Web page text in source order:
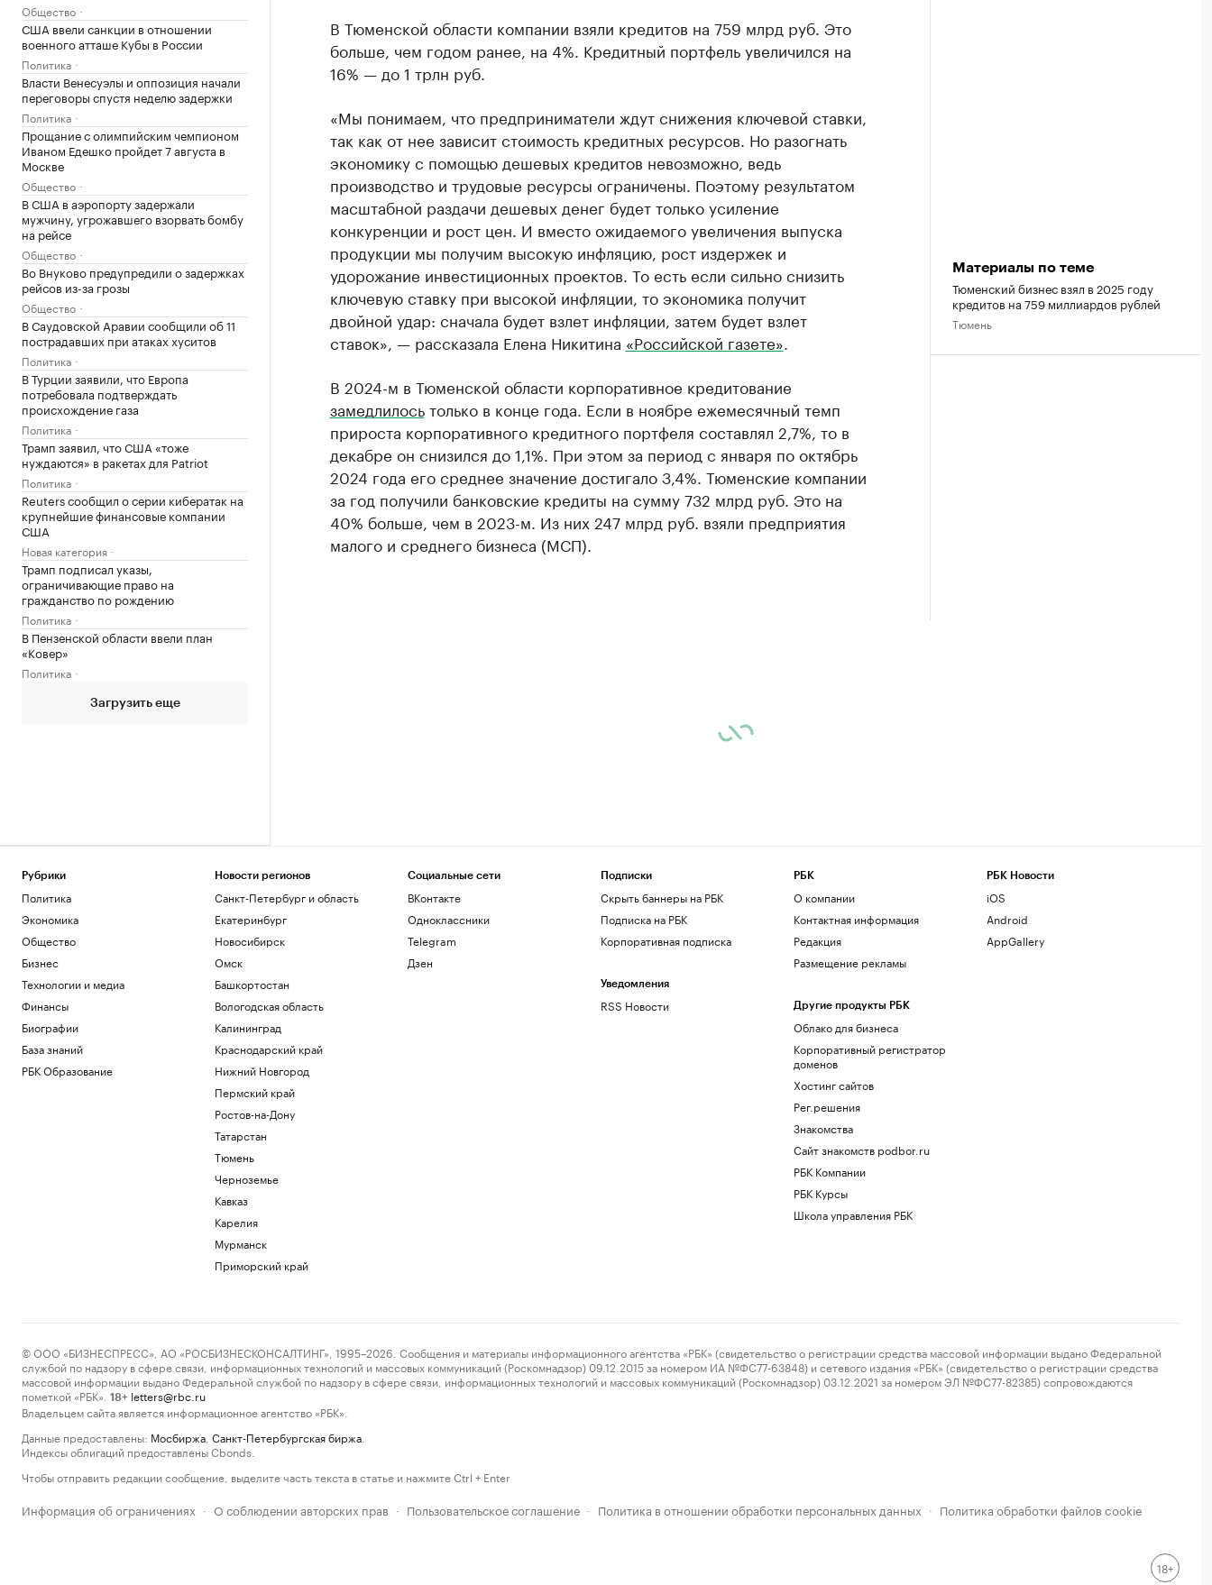
Общество
США ввели санкции в отношении
военного атташе Кубы в России
Политика
Власти Венесуэлы и оппозиция начали
переговоры спустя неделю задержки
Политика
Прощание с олимпийским чемпионом
Иваном Едешко пройдет 7 августа в
Москве
Общество
В США в аэропорту задержали
мужчину, угрожавшего взорвать бомбу
на рейсе
Общество
Во Внуково предупредили о задержках
рейсов из-за грозы
Общество
В Саудовской Аравии сообщили об 11
пострадавших при атаках хуситов
Политика
В Турции заявили, что Европа
потребовала подтверждать
происхождение газа
Политика
Трамп заявил, что США «тоже
нуждаются» в ракетах для Patriot
Политика
Reuters сообщил о серии кибератак на
крупнейшие финансовые компании
США
Новая категория
Трамп подписал указы,
ограничивающие право на
гражданство по рождению
Политика
В Пензенской области ввели план
«Ковер»
Политика
Загрузить еще
В Тюменской области компании взяли кредитов на 759 млрд руб. Это
больше, чем годом ранее, на 4%. Кредитный портфель увеличился на
16% — до 1 трлн руб.
«Мы понимаем, что предприниматели ждут снижения ключевой ставки,
так как от нее зависит стоимость кредитных ресурсов. Но разогнать
экономику с помощью дешевых кредитов невозможно, ведь
производство и трудовые ресурсы ограничены. Поэтому результатом
масштабной раздачи дешевых денег будет только усиление
конкуренции и рост цен. И вместо ожидаемого увеличения выпуска
продукции мы получим высокую инфляцию, рост издержек и
удорожание инвестиционных проектов. То есть если сильно снизить
ключевую ставку при высокой инфляции, то экономика получит
двойной удар: сначала будет взлет инфляции, затем будет взлет
ставок», — рассказала Елена Никитина «Российской газете»
В 2024-м в Тюменской области корпоративное кредитование
замедлилосьтолько в конце года. Если в ноябре ежемесячный темп
прироста корпоративного кредитного портфеля составлял 2,7%, то в
декабре он снизился до 1,1%. При этом за период с января по октябрь
2024 года его среднее значение достигало 3,4%. Тюменские компании
за год получили банковские кредиты на сумму 732 млрд руб. Это на
40% больше, чем в 2023-м. Из них 247 млрд руб. взяли предприятия
малого и среднего бизнеса (МСП).
Материалы по теме
Тюменский бизнес взял в 2025 году
кредитов на 759 миллиардов рублей
Тюмень
Рубрики
Политика
Экономика
Общество
Бизнес
Технологии и медиа
Финансы
Биографии
База знаний
РБК Образование
Новости регионов
Санкт-Петербург и область
Екатеринбург
Новосибирск
Омск
Башкортостан
Вологодская область
Калининград
Краснодарский край
Нижний Новгород
Пермский край
Ростов-на-Дону
Татарстан
Тюмень
Черноземье
Кавказ
Карелия
Мурманск
Приморский край
Социальные сети
ВКонтакте
Одноклассники
Telegram
Дзен
Подписки
Скрыть баннеры на РБК
Подписка на РБК
Корпоративная подписка
Уведомления
RSS Новости
РБК
О компании
Контактная информация
Редакция
Размещение рекламы
Другие продукты РБК
Облако для бизнеса
Корпоративный регистратор
доменов
Хостинг сайтов
Рег.решения
Знакомства
Сайт знакомств podbor.ru
РБК Компании
РБК Курсы
Школа управления РБК
РБК Новости
iOS
Android
AppGallery
© ООО «БИЗНЕСПРЕСС», АО «РОСБИЗНЕСКОНСАЛТИНГ», 1995–2026. Сообщения и материалы информационного агентства «РБК» (свидетельство о регистрации средства массовой информации выдано Федеральной
службой по надзору в сфере связи, информационных технологий и массовых коммуникаций (Роскомнадзор) 09.12.2015 за номером ИА №ФС77-63848) и сетевого издания «РБК» (свидетельство о регистрации средства
массовой информации выдано Федеральной службой по надзору в сфере связи, информационных технологий и массовых коммуникаций (Роскомнадзор) 03.12.2021 за номером ЭЛ №ФС77-82385) сопровождаются
пометкой «РБК».
18+ letters@rbc.ru
Владельцем сайта является информационное агентство «РБК».
Данные предоставлены: Мосбиржа Санкт-Петербургская биржа
Индексы облигаций предоставлены Cbonds.
Чтобы отправить редакции сообщение, выделите часть текста в статье и нажмите Ctrl + Enter
Информация об ограничениях · О соблюдении авторских прав · Пользовательское соглашение · Политика в отношении обработки персональных данных · Политика обработки файлов cookie
18+